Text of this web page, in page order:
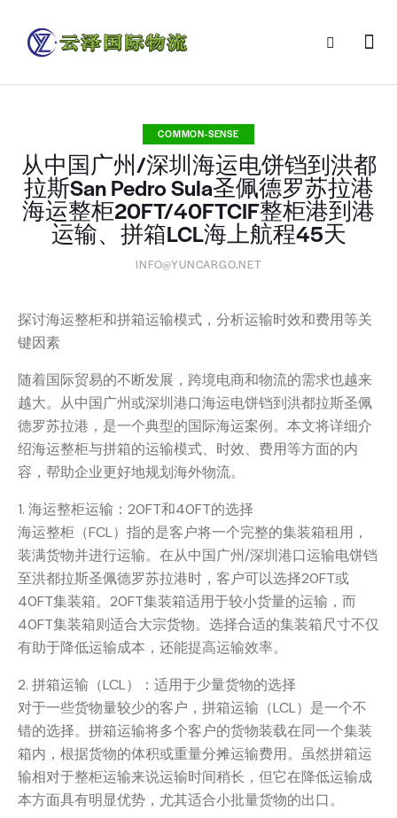
COMMON-SENSE
从中国广州/深圳海运电饼铛到洪都
拉斯San Pedro Sula圣佩德罗苏拉港
海运整柜20FT/40FTCIF整柜港到港
运输、拼箱LCL海上航程45天
INFO@YUNCARGO.NET
探讨海运整柜和拼箱运输模式，分析运输时效和费用等关
键因素
随着国际贸易的不断发展，跨境电商和物流的需求也越来
越大。从中国广州或深圳港口海运电饼铛到洪都拉斯圣佩
德罗苏拉港，是一个典型的国际海运案例。本文将详细介
绍海运整柜与拼箱的运输模式、时效、费用等方面的内
容，帮助企业更好地规划海外物流。
1. 海运整柜运输：20FT和40FT的选择
海运整柜（FCL）指的是客户将一个完整的集装箱租用，
装满货物并进行运输。在从中国广州/深圳港口运输电饼铛
至洪都拉斯圣佩德罗苏拉港时，客户可以选择20FT或
40FT集装箱。20FT集装箱适用于较小货量的运输，而
40FT集装箱则适合大宗货物。选择合适的集装箱尺寸不仅
有助于降低运输成本，还能提高运输效率。
2. 拼箱运输（LCL）：适用于少量货物的选择
对于一些货物量较少的客户，拼箱运输（LCL）是一个不
错的选择。拼箱运输将多个客户的货物装载在同一个集装
箱内，根据货物的体积或重量分摊运输费用。虽然拼箱运
输相对于整柜运输来说运输时间稍长，但它在降低运输成
本方面具有明显优势，尤其适合小批量货物的出口。